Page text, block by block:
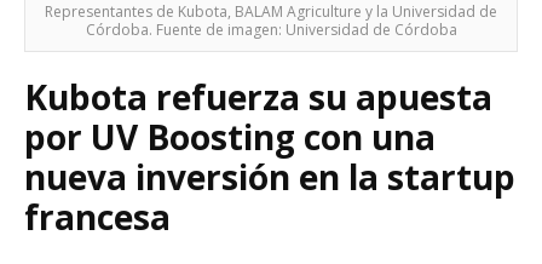
Representantes de Kubota, BALAM Agriculture y la Universidad de
Córdoba. Fuente de imagen: Universidad de Córdoba
Kubota refuerza su apuesta
por UV Boosting con una
nueva inversión en la startup
francesa